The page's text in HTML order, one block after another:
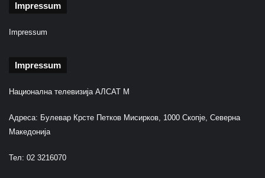
Impressum
Impressum
Impressum
Национална телевизија АЛСАТ М
Адреса: Булевар Крсте Петков Мисирков, 1000 Скопје, Северна
Македонија
Тел: 02 3216070